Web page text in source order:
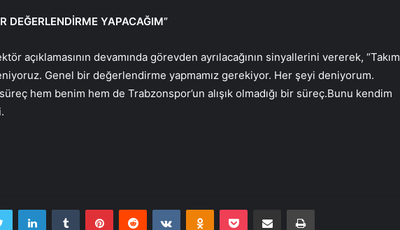
DEĞERLENDİRME YAPACAĞIM”
açıklamasının devamında görevden ayrılacağının sinyallerini vererek, “Takım
Genel bir değerlendirme yapmamız gerekiyor. Her şeyi deniyorum.
hem benim hem de Trabzonspor’un alışık olmadığı bir süreç.Bunu kendim
Twitter LinkedInTumblr PinterestReddit VKontakteOdnoklassniki
Pocket E-Posta ile paylaş Yazdır